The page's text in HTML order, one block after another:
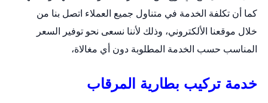
كما أن تكلفة الخدمة في متناول جميع العملاء اتصل بنا من
خلال موقعنا الألكتروني، وذلك لأننا نسعى نحو توفير السعر
المناسب حسب الخدمة المطلوبة دون أي مغالاة،
خدمة تركيب بطارية المرقاب